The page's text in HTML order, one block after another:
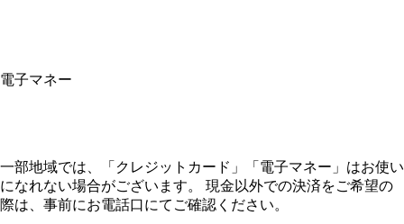
電子マネー
一部地域では、「クレジットカード」「電子マネー」はお使い
になれない場合がございます。 現金以外での決済をご希望の
際は、事前にお電話口にてご確認ください。